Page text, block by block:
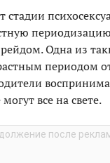
стадии
Одна из
периодом
все на свете.